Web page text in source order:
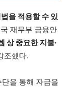
을 적용할 수 있
재무부 금융안
상 중요한 지불·
조했다.
을 통해 자금을